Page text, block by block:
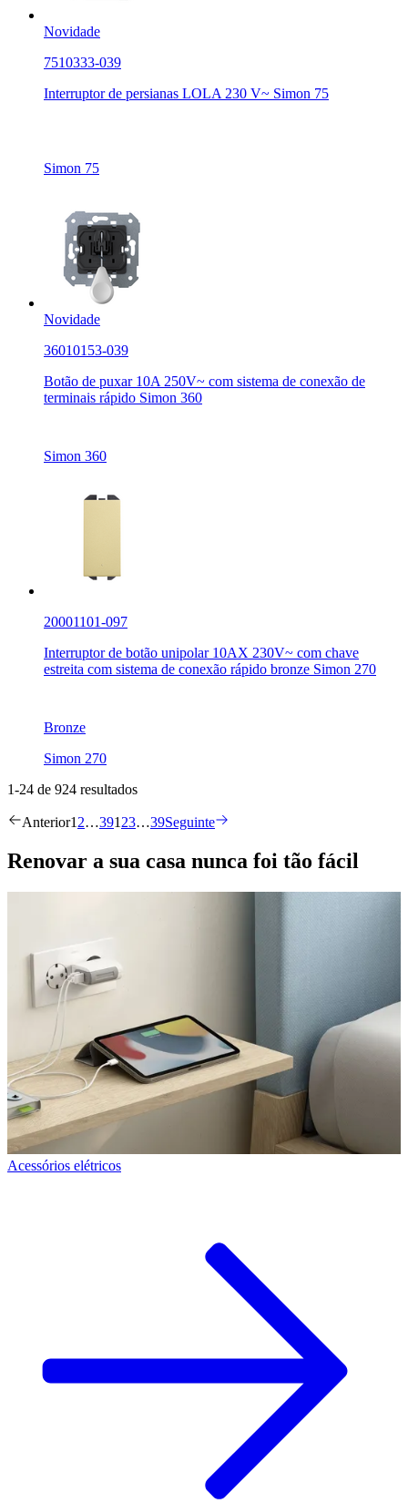
Novidade
7510333-039
Interruptor de persianas LOLA 230 V~ Simon 75
Simon 75
Novidade
36010153-039
Botão de puxar 10A 250V~ com sistema de conexão de
terminais rápido Simon 360
Simon 360
20001101-097
Interruptor de botão unipolar 10AX 230V~ com chave
estreita com sistema de conexão rápido bronze Simon 270
Bronze
Simon 270
1-24 de 924 resultados
Anterior12…39123…39Seguinte
Renovar a sua casa nunca foi tão fácil
Acessórios elétricos